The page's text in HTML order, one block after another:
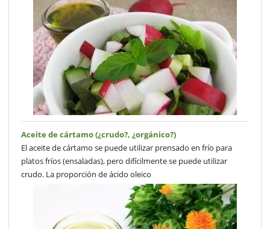
Aceite de cártamo (¿crudo?, ¿orgánico?)
El aceite de cártamo se puede utilizar prensado en frío para
platos fríos (ensaladas), pero difícilmente se puede utilizar
crudo. La proporción de ácido oleico